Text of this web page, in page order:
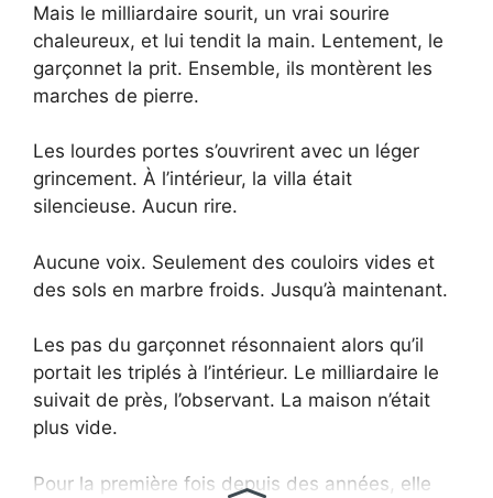
Mais le milliardaire sourit, un vrai sourire
chaleureux, et lui tendit la main. Lentement, le
garçonnet la prit. Ensemble, ils montèrent les
marches de pierre.
Les lourdes portes s’ouvrirent avec un léger
grincement. À l’intérieur, la villa était
silencieuse. Aucun rire.
Aucune voix. Seulement des couloirs vides et
des sols en marbre froids. Jusqu’à maintenant.
Les pas du garçonnet résonnaient alors qu’il
portait les triplés à l’intérieur. Le milliardaire le
suivait de près, l’observant. La maison n’était
plus vide.
Pour la première fois depuis des années, elle